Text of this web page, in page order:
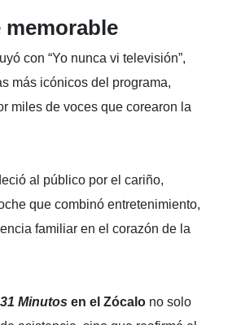
memorable
con “Yo nunca vi televisión”,
más icónicos del programa,
miles de voces que corearon la
al público por el cariño,
que combinó entretenimiento,
familiar en el corazón de la
31 Minutos en el Zócalo no solo